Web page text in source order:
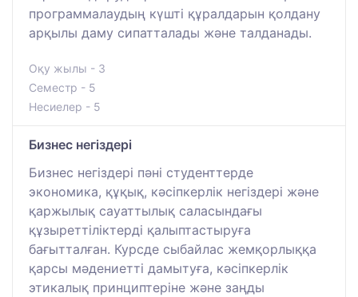
программалаудың күшті құралдарын қолдану
арқылы даму сипатталады және талданады.
Оқу жылы - 3
Семестр - 5
Несиелер - 5
Бизнес негіздері
Бизнес негіздері пәні студенттерде
экономика, құқық, кәсіпкерлік негіздері және
қаржылық сауаттылық саласындағы
құзыреттіліктерді қалыптастыруға
бағытталған. Курсде сыбайлас жемқорлыққа
қарсы мәдениетті дамытуға, кәсіпкерлік
этикалық принциптеріне және заңды